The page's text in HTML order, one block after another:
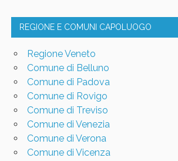
REGIONE E COMUNI CAPOLUOGO
Regione Veneto
Comune di Belluno
Comune di Padova
Comune di Rovigo
Comune di Treviso
Comune di Venezia
Comune di Verona
Comune di Vicenza